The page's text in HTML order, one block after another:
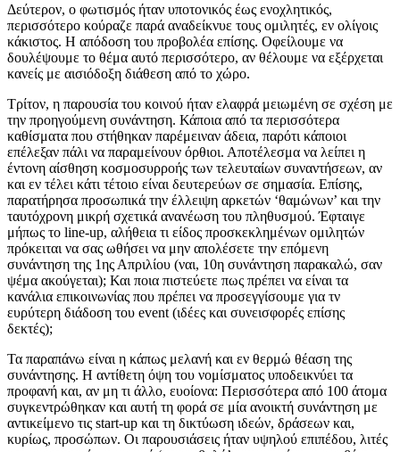
Δεύτερον, ο φωτισμός ήταν υποτονικός έως ενοχλητικός,
περισσότερο κούραζε παρά αναδείκνυε τους ομιλητές, εν ολίγοις
κάκιστος. Η απόδοση του προβολέα επίσης. Οφείλουμε να
δουλέψουμε το θέμα αυτό περισσότερο, αν θέλουμε να εξέρχεται
κανείς με αισιόδοξη διάθεση από το χώρο.
Τρίτον, η παρουσία του κοινού ήταν ελαφρά μειωμένη σε σχέση με
την προηγούμενη συνάντηση. Κάποια από τα περισσότερα
καθίσματα που στήθηκαν παρέμειναν άδεια, παρότι κάποιοι
επέλεξαν πάλι να παραμείνουν όρθιοι. Αποτέλεσμα να λείπει η
έντονη αίσθηση κοσμοσυρροής των τελευταίων συναντήσεων, αν
και εν τέλει κάτι τέτοιο είναι δευτερεύων σε σημασία. Επίσης,
παρατήρησα προσωπικά την έλλειψη αρκετών ‘θαμώνων’ και την
ταυτόχρονη μικρή σχετικά ανανέωση του πληθυσμού. Έφταιγε
μήπως το line-up, αλήθεια τι είδος προσκεκλημένων ομιλητών
πρόκειται να σας ωθήσει να μην απολέσετε την επόμενη
συνάντηση της 1ης Απριλίου (ναι, 10η συνάντηση παρακαλώ, σαν
ψέμα ακούγεται); Και ποια πιστεύετε πως πρέπει να είναι τα
κανάλια επικοινωνίας που πρέπει να προσεγγίσουμε για τν
ευρύτερη διάδοση του event (ιδέες και συνεισφορές επίσης
δεκτές);
Τα παραπάνω είναι η κάπως μελανή και εν θερμώ θέαση της
συνάντησης. Η αντίθετη όψη του νομίσματος υποδεικνύει τα
προφανή και, αν μη τι άλλο, ευοίονα: Περισσότερα από 100 άτομα
συγκεντρώθηκαν και αυτή τη φορά σε μία ανοικτή συνάντηση με
αντικείμενο τις start-up και τη δικτύωση ιδεών, δράσεων και,
κυρίως, προσώπων. Οι παρουσιάσεις ήταν υψηλού επιπέδου, λιτές